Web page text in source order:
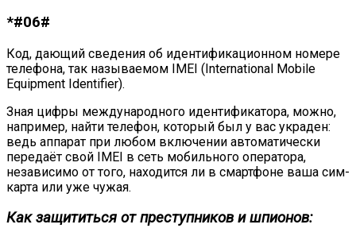
*#06#
Код, дающий сведения об идентификационном номере
телефона, так называемом IMEI (International Mobile
Equipment Identifier).
Зная цифры международного идентификатора, можно,
например, найти телефон, который был у вас украден:
ведь аппарат при любом включении автоматически
передаёт свой IMEI в сеть мобильного оператора,
независимо от того, находится ли в смартфоне ваша сим-
карта или уже чужая.
Как защититься от преступников и шпионов: